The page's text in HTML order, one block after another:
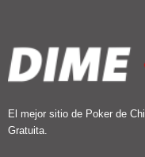
El mejor sitio de Poker de
Gratuita.